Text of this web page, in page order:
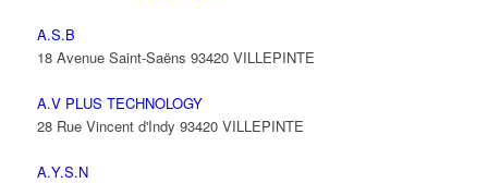
A.S.B
18 Avenue Saint-Saëns 93420 VILLEPINTE
A.V PLUS TECHNOLOGY
28 Rue Vincent d'Indy 93420 VILLEPINTE
A.Y.S.N